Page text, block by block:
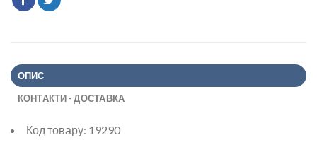
ОПИС
КОНТАКТИ - ДОСТАВКА
Код товару: 19290